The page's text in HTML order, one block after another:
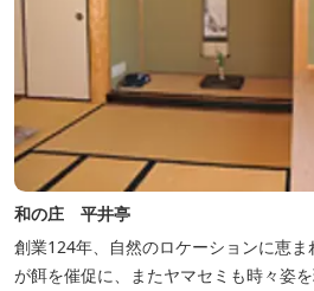
和の庄 平井亭
創業124年、自然のロケーションに恵
が餌を催促に、またヤマセミも時々姿